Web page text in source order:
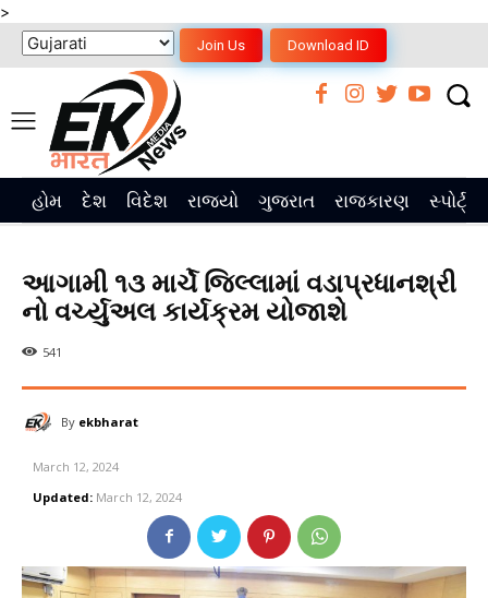
>
Join Us Download ID
હોમ દેશ વિદેશ રાજ્યો ગુજરાત રાજકારણ સ્પોર્ટ્સ
આગામી ૧૩ માર્ચે જિલ્લામાં વડાપ્રધાનશ્રી
નો વર્ચ્યુઅલ કાર્યક્રમ યોજાશે
541
By ekbharat
March 12, 2024
Updated: March 12, 2024